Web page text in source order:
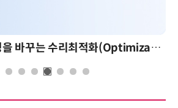
AI 시대의 의사결정을 바꾸는 수리최적화(Optimization): 실제 산업 적용 사례와 활용 전략